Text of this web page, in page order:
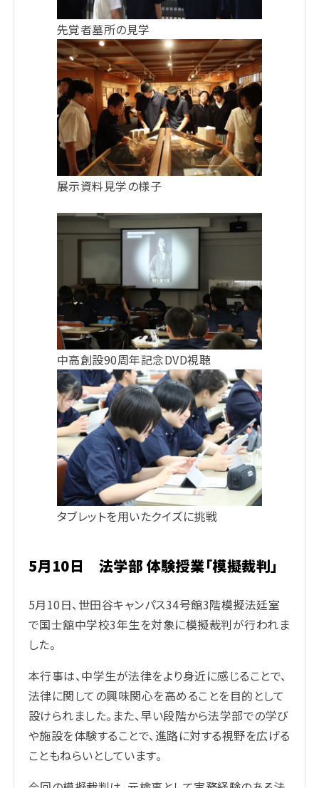
先覚者墓所の見学
展示資料見学の様子
中高創設90周年記念DVD視聴
タブレットを用いたクイズに挑戦
5月10日 法学部 体験授業「模擬裁判」
5月10日、世田谷キャンパス34号館3階模擬法廷室
で国士舘中学校3年生を対象に模擬裁判が行われま
した。
本行事は、中学生が法律をより身近に感じることで、
法律に関しての興味関心を高めることを目的として
設けられました。また、早い段階から法学部での学び
や施設を体験することで、進路に対する視野を広げる
こともねらいとしています。